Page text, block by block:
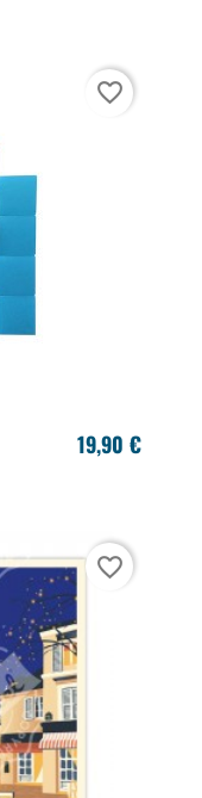
19,90 €
favorite_border
favorite_border